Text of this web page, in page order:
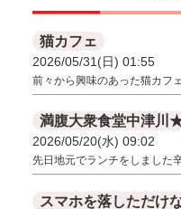
猫カフェ
2026/05/31(日) 01:55
前々から興味のあった猫カフ
満腹大衆食堂中津川
2026/05/20(水) 09:02
先日地元でランチをしました
スマホを落しただけ